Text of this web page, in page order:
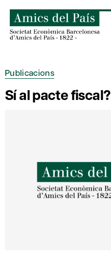
content
Publicacions
Sí al pacte fiscal?